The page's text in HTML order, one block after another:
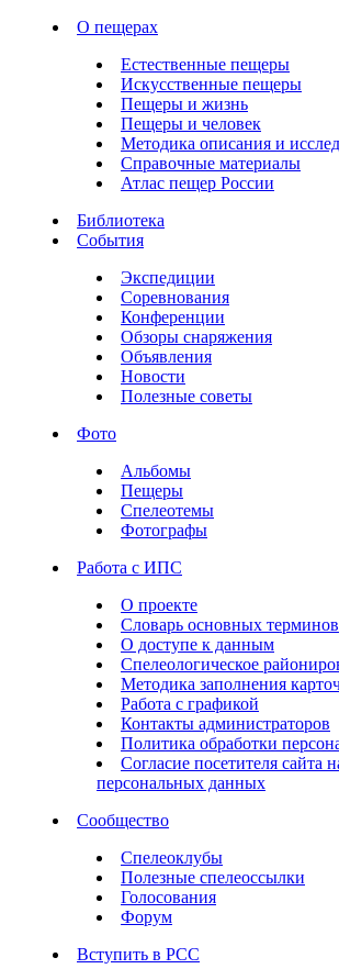
О пещерах
Естественные пещеры
Искусственные пещеры
Пещеры и жизнь
Пещеры и человек
Методика описания и
Справочные материалы
Атлас пещер России
Библиотека
События
Экспедиции
Соревнования
Конференции
Обзоры снаряжения
Объявления
Новости
Полезные советы
Фото
Альбомы
Пещеры
Спелеотемы
Фотографы
Работа с ИПС
О проекте
Словарь основных терминов
О доступе к данным
Спелеологическое
Методика заполнения
Работа с графикой
Контакты администраторов
Политика обработки
Согласие посетителя сайта
персональных данных
Сообщество
Спелеоклубы
Полезные спелеоссылки
Голосования
Форум
Вступить в РСС